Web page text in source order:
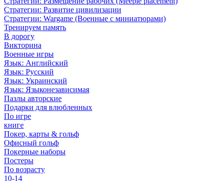
Стратегии: Развитие цивилизации
Стратегии: Wargame (Военные с миниатюрами)
Тренируем память
В дорогу
Викторина
Военные игры
Язык: Английский
Язык: Русский
Язык: Украинский
Язык: Языконезависимая
Пазлы авторские
Подарки для влюбленных
По игре
книге
Покер, карты & гольф
Офисный гольф
Покерные наборы
Постеры
По возрасту
10-14